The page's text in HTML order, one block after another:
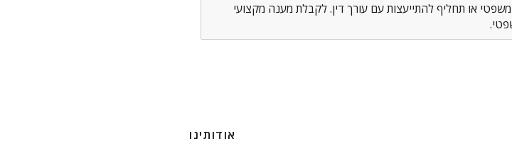
או תחליף להתייעצות עם עורך דין. לקבלת מענה מקצועי
אודותינו